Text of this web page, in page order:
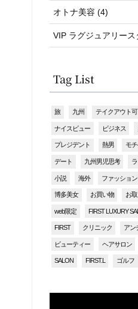
オトナ美容 (4)
VIP ラグジュアリー
Tag List
旅 九州 テイクアウト可
ナイスビュー ビジネス
プレジデント 熱男 モ
デート 九州男児思考
小説 海外 ファッション
博多美女 お買い物 お
web限定 FIRST LUXURY
FIRST クリニック アン
ビューティー ヘアサロン
SALON FIRST.L ゴル